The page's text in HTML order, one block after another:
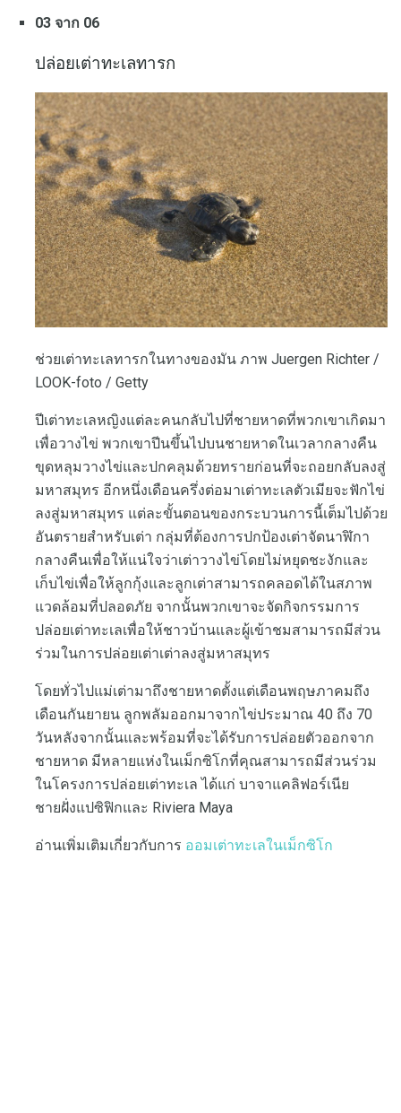
03 จาก 06
ปล่อยเต่าทะเลทารก
ช่วยเต่าทะเลทารกในทางของมัน ภาพ Juergen Richter /
LOOK-foto / Getty
ปีเต่าทะเลหญิงแต่ละคนกลับไปที่ชายหาดที่พวกเขาเกิดมา
เพื่อวางไข่ พวกเขาปีนขึ้นไปบนชายหาดในเวลากลางคืน
ขุดหลุมวางไข่และปกคลุมด้วยทรายก่อนที่จะถอยกลับลงสู่
มหาสมุทร อีกหนึ่งเดือนครึ่งต่อมาเต่าทะเลตัวเมียจะฟักไข่
ลงสู่มหาสมุทร แต่ละขั้นตอนของกระบวนการนี้เต็มไปด้วย
อันตรายสำหรับเต่า กลุ่มที่ต้องการปกป้องเต่าจัดนาฬิกา
กลางคืนเพื่อให้แน่ใจว่าเต่าวางไข่โดยไม่หยุดชะงักและ
เก็บไข่เพื่อให้ลูกกุ้งและลูกเต่าสามารถคลอดได้ในสภาพ
แวดล้อมที่ปลอดภัย จากนั้นพวกเขาจะจัดกิจกรรมการ
ปล่อยเต่าทะเลเพื่อให้ชาวบ้านและผู้เข้าชมสามารถมีส่วน
ร่วมในการปล่อยเต่าเต่าลงสู่มหาสมุทร
โดยทั่วไปแม่เต่ามาถึงชายหาดตั้งแต่เดือนพฤษภาคมถึง
เดือนกันยายน ลูกพลัมออกมาจากไข่ประมาณ 40 ถึง 70
วันหลังจากนั้นและพร้อมที่จะได้รับการปล่อยตัวออกจาก
ชายหาด มีหลายแห่งในเม็กซิโกที่คุณสามารถมีส่วนร่วม
ในโครงการปล่อยเต่าทะเล ได้แก่ บาจาแคลิฟอร์เนีย
ชายฝั่งแปซิฟิกและ Riviera Maya
อ่านเพิ่มเติมเกี่ยวกับการ ออมเต่าทะเลในเม็กซิโก